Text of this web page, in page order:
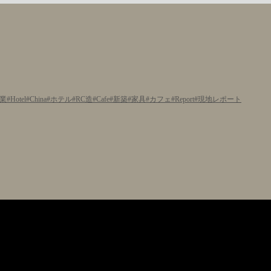
Hotel China ホテル RC造 Cafe 新築 家具 カフェ Report 現地レポート